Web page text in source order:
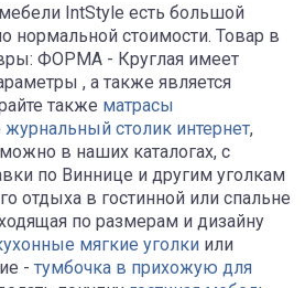
IntStyle есть большой
нормальной стоимости. Товар в
ФОРМА - Круглая имеет
, а также является
также матрасы
журнальный столик интернет,
в наших каталогах, с
по Виннице и другим уголкам
отдыха в гостинной или спальне
по размерам и дизайну
мягкие уголки или
- тумбочка в прихожую для